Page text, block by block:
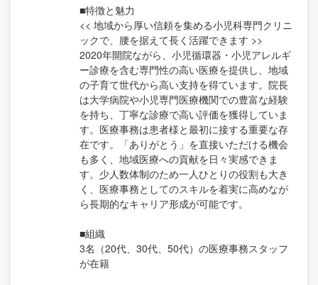
■特徴と魅力
<< 地域から厚い信頼を集める小児科専門クリニ
ックで、腰を据えて長く活躍できます >>
2020年開院ながら、小児循環器・小児アレルギ
ー診療を含む専門性の高い医療を提供し、地域
の子育て世代から高い支持を得ています。院長
は大学病院や小児専門医療機関での豊富な経験
を持ち、丁寧な診療で高い評価を獲得していま
す。医療事務は患者様と最初に接する重要な存
在です。「ありがとう」を直接いただける機会
も多く、地域医療への貢献を日々実感できま
す。少人数体制のため一人ひとりの役割も大き
く、医療事務としてのスキルを着実に高めなが
ら長期的なキャリア形成が可能です。
■組織
3名（20代、30代、50代）の医療事務スタッフ
が在籍